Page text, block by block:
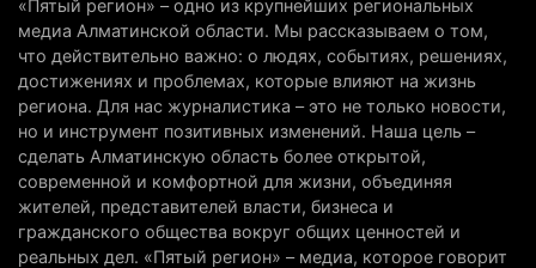
Казахстан может начать выпуск экологичного
топлива для самолетов: пилотный проект
запустят в Алатау
5 августа 2026 г. 12:32 191
Туриста с тяжелыми травмами эвакуировали в
горах Алматинской области после камнепада
5 августа 2026 г. 11:23 162
«Пятый регион» – одно из крупнейших региональных
медиа Алматинской области. Мы рассказываем о том,
что действительно важно: о людях, событиях, решениях,
достижениях и проблемах, которые влияют на жизнь
региона. Для нас журналистика – это не только новости,
но и инструмент позитивных изменений. Наша цель –
сделать Алматинскую область более открытой,
современной и комфортной для жизни, объединяя
жителей, представителей власти, бизнеса и
гражданского общества вокруг общих ценностей и
реальных дел. «Пятый регион» – медиа, которое говорит